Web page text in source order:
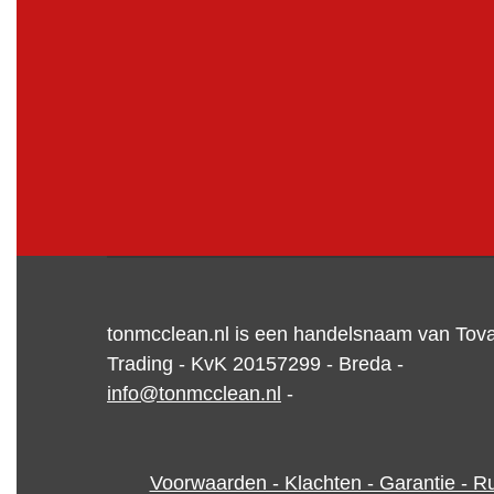
tonmcclean.nl is een handelsnaam van
Trading - KvK 20157299 - Breda -
info@tonmcclean.nl -
Voorwaarden - Klachten - Garantie -